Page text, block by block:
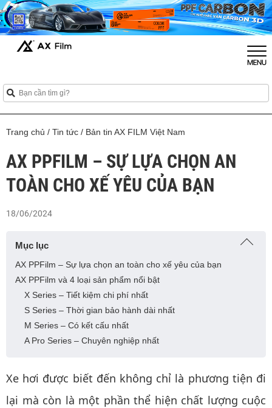
Trang chủ / Tin tức / Bản tin AX FILM Việt Nam
AX PPFILM – SỰ LỰA CHỌN AN
TOÀN CHO XẾ YÊU CỦA BẠN
18/06/2024
Mục lục
AX PPFilm – Sự lựa chọn an toàn cho xế yêu của bạn
AX PPFilm và 4 loại sản phẩm nổi bật
X Series – Tiết kiệm chi phí nhất
S Series – Thời gian bảo hành dài nhất
M Series – Có kết cấu nhất
A Pro Series – Chuyên nghiệp nhất
Xe hơi được biết đến không chỉ là phương tiện đi
lại mà còn là một phần thể hiện chất lượng cuộc